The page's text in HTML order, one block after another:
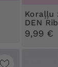
Koraļļu zeķubikses 30
DEN
9,99 €